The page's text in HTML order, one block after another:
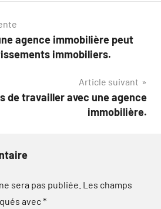
agence immobilière peut
immobiliers.
Article suivant
de travailler avec une agence
immobilière.
sera pas publiée. Les champs
avec*